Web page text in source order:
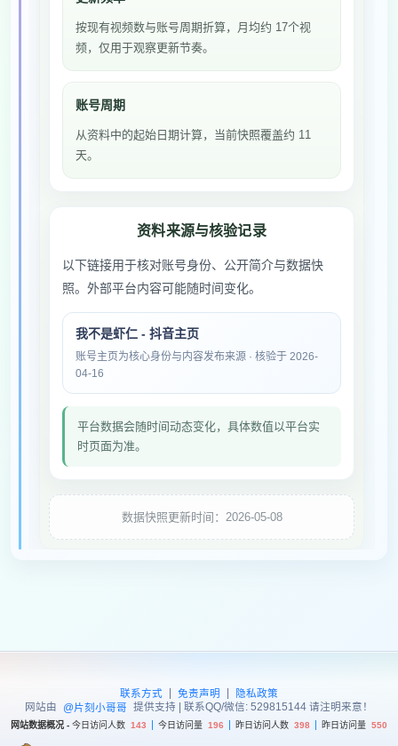
按现有视频数与账号周期折算，月均约 17个视
频，仅用于观察更新节奏。
账号周期
从资料中的起始日期计算，当前快照覆盖约 11
天。
资料来源与核验记录
以下链接用于核对账号身份、公开简介与数据快
照。外部平台内容可能随时间变化。
我不是虾仁 - 抖音主页
账号主页为核心身份与内容发布来源 · 核验于 2026-
04-16
平台数据会随时间动态变化，具体数值以平台实
时页面为准。
数据快照更新时间：2026-05-08
联系方式 | 免责声明 |
隐私政策
网站由
@片刻小哥哥 提供支持 | 联系QQ/微信: 529815144 请注明来意！
网站数据概况 - 今日访问人数 143 今日访问量 196 昨日访问人数 398 昨日访问量 550